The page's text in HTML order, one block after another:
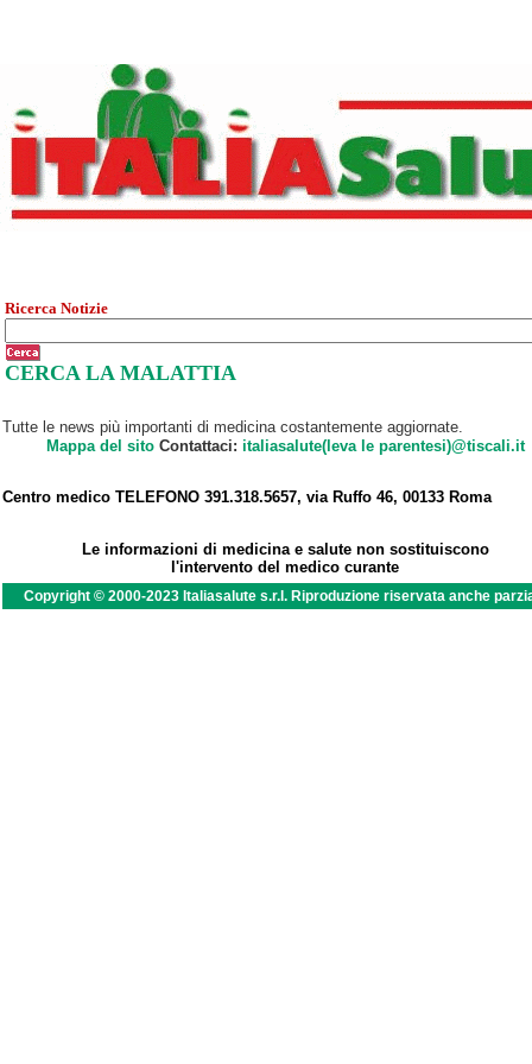
Ricerca Notizie
CERCA LA MALATTIA
Tutte le news più importanti di medicina costantemente aggiornate.
Mappa del sitoContattaci: italiasalute(leva le parentesi)@tiscali.it
Centro medico TELEFONO 391.318.5657, via Ruffo 46, 00133 Roma
Le informazioni di medicina e salute non sostituiscono
l'intervento del medico curante
Copyright © 2000-2023 Italiasalute s.r.l. Riproduzione riservata anche